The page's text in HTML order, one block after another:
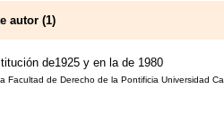
autor (1)
de1925 y en la de 1980
Facultad de Derecho de la Pontificia Universidad